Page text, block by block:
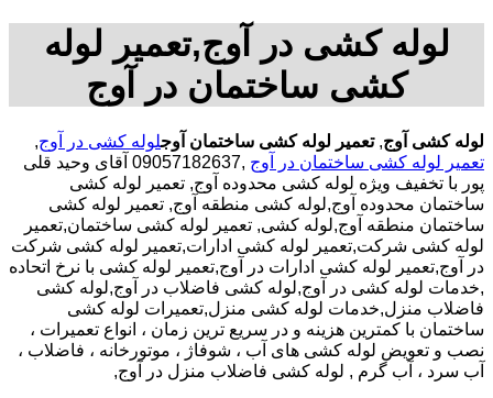
لوله کشی در آوج,تعمیر لوله
کشی ساختمان در آوج
لوله کشی آوج,تعمیر لوله کشی ساختمان آوجلوله کشی در آوج,
تعمیر لوله کشی ساختمان در آوج
,09057182637 آقای وحید قلی
پور با تخفیف ویژه لوله کشی محدوده آوج, تعمیر لوله کشی
ساختمان محدوده آوج,لوله کشی منطقه آوج, تعمیر لوله کشی
ساختمان منطقه آوج,لوله کشی, تعمیر لوله کشی ساختمان,تعمیر
لوله کشی شرکت,تعمیر لوله کشی ادارات,تعمیر لوله کشی شرکت
در آوج,تعمیر لوله کشی ادارات در آوج,تعمیر لوله کشی با نرخ اتحاده
,خدمات لوله کشی در آوج,لوله کشی فاضلاب در آوج,لوله کشی
فاضلاب منزل,خدمات لوله کشی منزل,تعمیرات لوله کشی
ساختمان با کمترین هزینه و در سریع ترین زمان ، انواع تعمیرات ،
نصب و تعویض لوله کشی های آب ، شوفاژ ، موتورخانه ، فاضلاب ،
آب سرد ، آب گرم , لوله کشی فاضلاب منزل در آوج,